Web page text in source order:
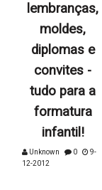
lembranças,
moldes,
diplomas e
convites -
tudo para a
formatura
infantil!
Unknown 0
9-
12-2012